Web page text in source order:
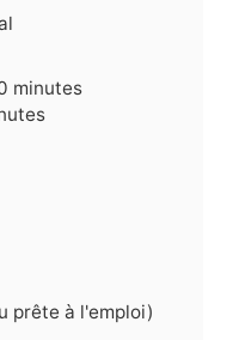
minutes
minutes
prête à l'emploi)